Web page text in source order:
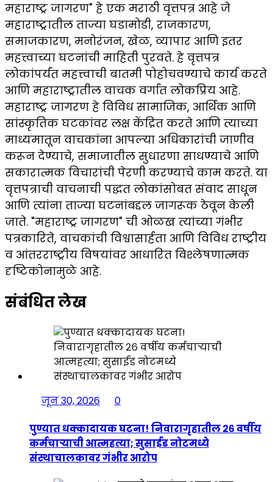
महाराष्ट्र जागरण" हे एक मराठी वृत्तपत्र आहे जे
महाराष्ट्रातील ताज्या घडामोडी, राजकारण,
समाजकारण, मनोरंजन, खेळ, व्यापार आणि इतर
महत्त्वाच्या घटनांची माहिती पुरवते. हे वृत्तपत्र
लोकांपर्यंत महत्त्वाची बातमी पोहोचवण्याचे कार्य करते
आणि महाराष्ट्रातील वाचक वर्गात लोकप्रिय आहे.
महाराष्ट्र जागरण हे विविध सामाजिक, आर्थिक आणि
सांस्कृतिक घटकांवर लक्ष केंद्रित करते आणि त्याच्या
माध्यमातून वाचकांना आपल्या अधिकारांची जाणीव
करून देण्याचे, समाजातील सुधारणा साधण्याचे आणि
सकारात्मक विचारांची पेरणी करण्याचे काम करते. या
वृत्तपत्राची वाचनाची पद्धत लोकांसोबत संवाद साधून
आणि त्यांना ताज्या घटनांबद्दल जागरूक ठेवून केली
जाते. "महाराष्ट्र जागरण" ची ओळख त्यांच्या गंभीर
पत्रकारिते, वाचकांची विश्वासार्हता आणि विविध राष्ट्रीय
व आंतरराष्ट्रीय विषयांवर आधारित विश्लेषणात्मक
दृष्टिकोनामुळे आहे.
संबंधित लेख
जून 30, 2026
0
पुण्यात धक्कादायक घटना! निवारागृहातील २६ वर्षीय
कर्मचाऱ्याची आत्महत्या; सुसाईड नोटमध्ये
संस्थाचालकावर गंभीर आरोप